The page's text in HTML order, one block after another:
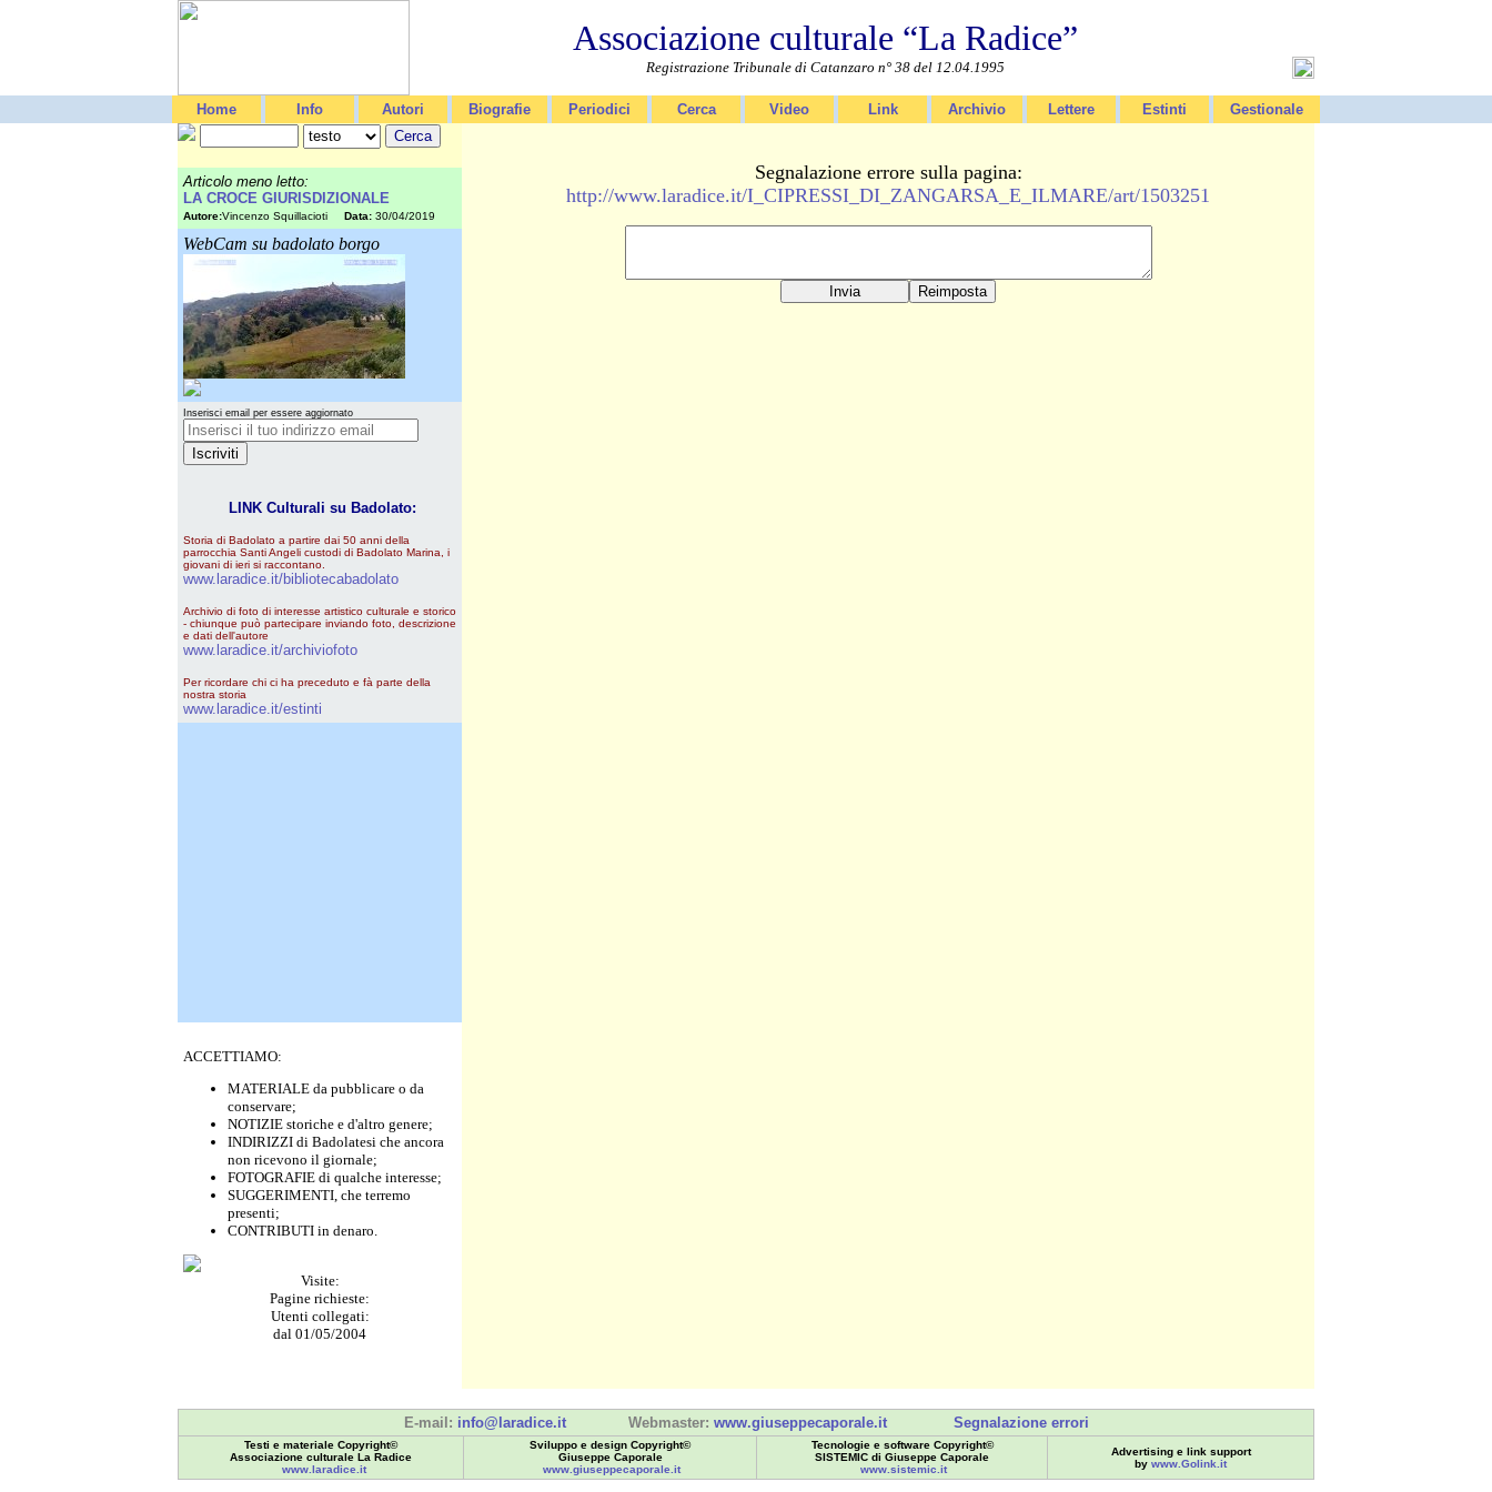
Associazione culturale “La Radice”
Registrazione Tribunale di Catanzaro n° 38 del 12.04.1995
Home Info Autori Biografie Periodici Cerca Video Link Archivio Lettere Estinti Gestionale
Articolo meno letto:
LA CROCE GIURISDIZIONALE
Autore:Vincenzo Squillacioti Data: 30/04/2019
WebCam su badolato borgo
Inserisci email per essere aggiornato
LINK Culturali su Badolato:
Storia di Badolato a partire dai 50 anni della
parrocchia Santi Angeli custodi di Badolato Marina, i
giovani di ieri si raccontano.
www.laradice.it/bibliotecabadolato
Archivio di foto di interesse artistico culturale e storico
- chiunque può partecipare inviando foto, descrizione
e dati dell'autore
www.laradice.it/archiviofoto
Per ricordare chi ci ha preceduto e fà parte della
nostra storia
www.laradice.it/estinti
ACCETTIAMO:
MATERIALE da pubblicare o da
conservare;
NOTIZIE storiche e d'altro genere;
INDIRIZZI di Badolatesi che ancora
non ricevono il giornale;
FOTOGRAFIE di qualche interesse;
SUGGERIMENTI, che terremo
presenti;
CONTRIBUTI in denaro.
Visite:
Pagine richieste:
Utenti collegati:
dal 01/05/2004
Segnalazione errore sulla pagina:
http://www.laradice.it/I_CIPRESSI_DI_ZANGARSA_E_ILMARE/art/1503251
E-mail: info@laradice.it Webmaster: www.giuseppecaporale.it Segnalazione errori
Testi e materiale Copyright©
Associazione culturale La Radice
www.laradice.it
Sviluppo e design Copyright©
Giuseppe Caporale
www.giuseppecaporale.it
Tecnologie e software Copyright©
SISTEMIC di Giuseppe Caporale
www.sistemic.it
Advertising e link support
by www.Golink.it